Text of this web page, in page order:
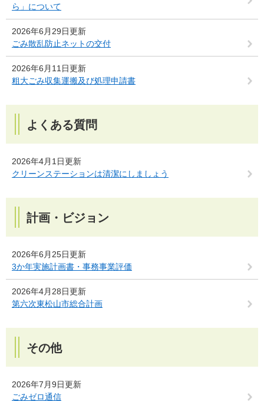
ら」について
2026年6月29日更新
ごみ散乱防止ネットの交付
2026年6月11日更新
粗大ごみ収集運搬及び処理申請書
よくある質問
2026年4月1日更新
クリーンステーションは清潔にしましょう
計画・ビジョン
2026年6月25日更新
3か年実施計画書・事務事業評価
2026年4月28日更新
第六次東松山市総合計画
その他
2026年7月9日更新
ごみゼロ通信